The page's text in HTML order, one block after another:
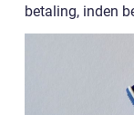
betaling, inden